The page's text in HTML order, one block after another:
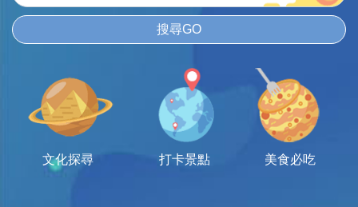
搜尋GO
文化探尋 打卡景點 美食必吃